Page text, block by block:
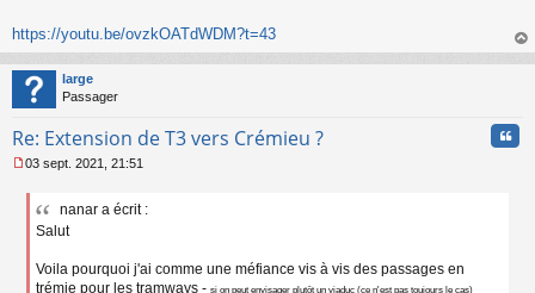
e
n
o
n
l
https://youtu.be/ovzkOATdWDM?t=43
au
large
Passager
Re: Extension de T3 vers Crémieu ?
e
03 sept. 2021, 21:51
nanar a écrit :
Salut
Voila pourquoi j'ai comme une méfiance vis à vis des passages en
trémie pour les tramways - si on peut envisager plutôt un viaduc (ce n'est pas toujours le cas)